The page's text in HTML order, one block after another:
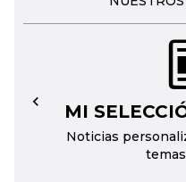
MI
Noticias
←